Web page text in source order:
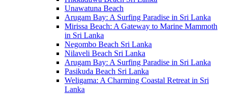
Unawatuna Beach
Arugam Bay: A Surfing Paradise in Sri Lanka
Mirissa Beach: A Gateway to Marine Mammoth
in Sri Lanka
Negombo Beach Sri Lanka
Nilaveli Beach Sri Lanka
Arugam Bay: A Surfing Paradise in Sri Lanka
Pasikuda Beach Sri Lanka
Weligama: A Charming Coastal Retreat in Sri
Lanka